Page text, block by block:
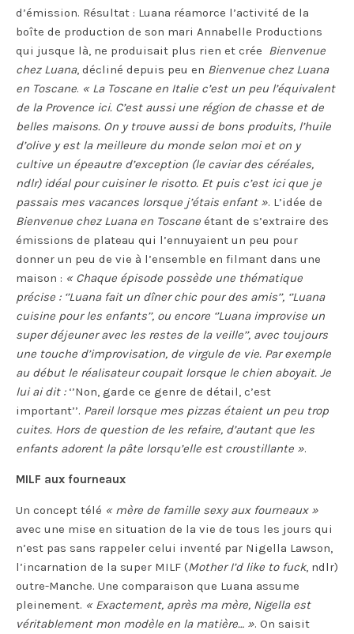
d’émission. Résultat : Luana réamorce l’activité de la
boîte de production de son mari Annabelle Productions
qui jusque là, ne produisait plus rien et crée Bienvenue
chez Luana, décliné depuis peu en Bienvenue chez Luana
en Toscane. « La Toscane en Italie c’est un peu l’équivalent
de la Provence ici. C’est aussi une région de chasse et de
belles maisons. On y trouve aussi de bons produits, l’huile
d’olive y est la meilleure du monde selon moi et on y
cultive un épeautre d’exception (le caviar des céréales,
ndlr) idéal pour cuisiner le risotto. Et puis c’est ici que je
passais mes vacances lorsque j’étais enfant ». L’idée de
Bienvenue chez Luana en Toscane étant de s’extraire des
émissions de plateau qui l’ennuyaient un peu pour
donner un peu de vie à l’ensemble en filmant dans une
maison : « Chaque épisode possède une thématique
précise : ‘’Luana fait un dîner chic pour des amis’’, ‘’Luana
cuisine pour les enfants’’, ou encore ‘’Luana improvise un
super déjeuner avec les restes de la veille’’, avec toujours
une touche d’improvisation, de virgule de vie. Par exemple
au début le réalisateur coupait lorsque le chien aboyait. Je
lui ai dit : ‘’Non, garde ce genre de détail, c’est
important’’. Pareil lorsque mes pizzas étaient un peu trop
cuites. Hors de question de les refaire, d’autant que les
enfants adorent la pâte lorsqu’elle est croustillante ».
MILF aux fourneaux
Un concept télé « mère de famille sexy aux fourneaux »
avec une mise en situation de la vie de tous les jours qui
n’est pas sans rappeler celui inventé par Nigella Lawson,
l’incarnation de la super MILF (Mother I’d like to fuck, ndlr)
outre-Manche. Une comparaison que Luana assume
pleinement. « Exactement, après ma mère, Nigella est
véritablement mon modèle en la matière… ». On saisit